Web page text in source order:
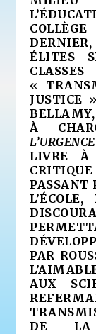
ÉLITES
«
JUSTICE
À
LIVRE À
PASSANT
PAR
AUX
DE LA